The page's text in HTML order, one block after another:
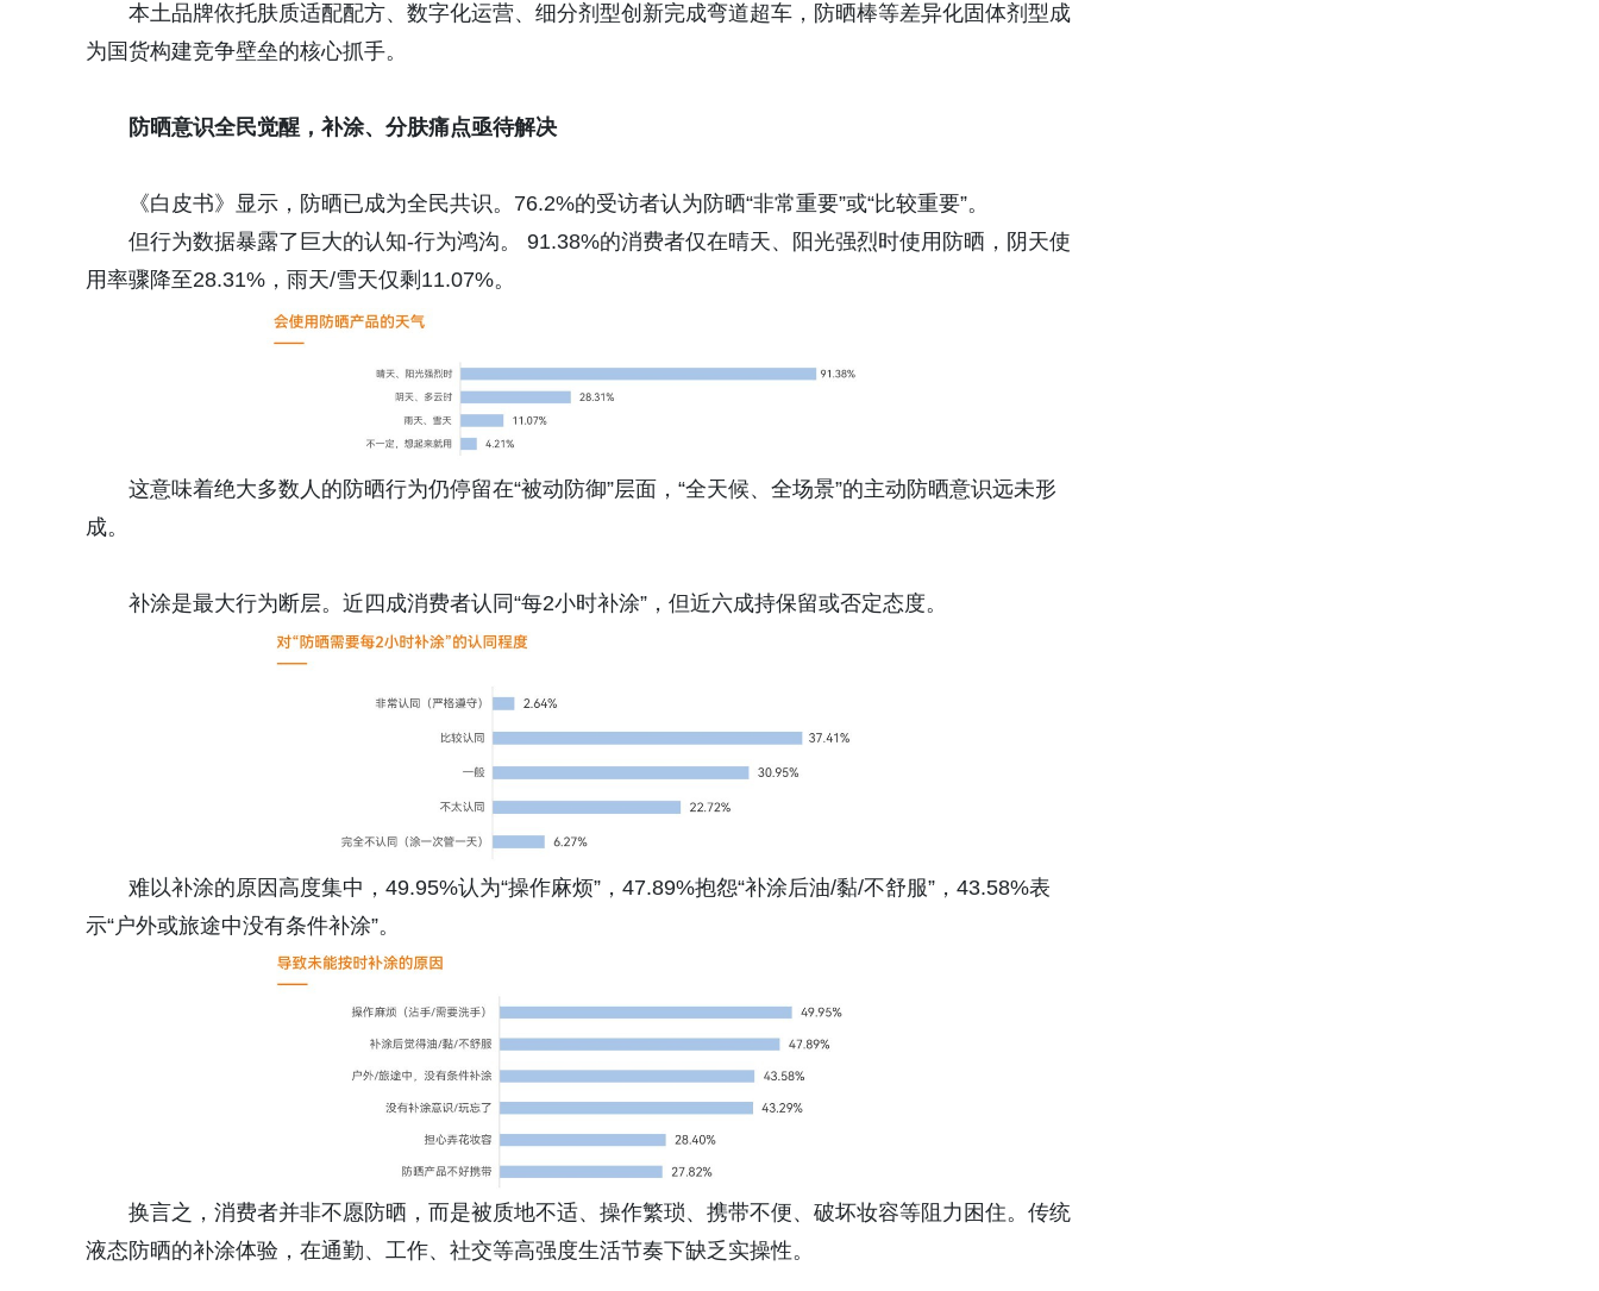
本土品牌依托肤质适配配方、数字化运营、细分剂型创新完成弯道超车，防晒棒等差异化固体剂型成
为国货构建竞争壁垒的核心抓手。
防晒意识全民觉醒，补涂、分肤痛点亟待解决
《白皮书》显示，防晒已成为全民共识。76.2%的受访者认为防晒“非常重要”或“比较重要”。
但行为数据暴露了巨大的认知-行为鸿沟。 91.38%的消费者仅在晴天、阳光强烈时使用防晒，阴天使
用率骤降至28.31%，雨天/雪天仅剩11.07%。
这意味着绝大多数人的防晒行为仍停留在“被动防御”层面，“全天候、全场景”的主动防晒意识远未形
成。
补涂是最大行为断层。近四成消费者认同“每2小时补涂”，但近六成持保留或否定态度。
难以补涂的原因高度集中，49.95%认为“操作麻烦”，47.89%抱怨“补涂后油/黏/不舒服”，43.58%表
示“户外或旅途中没有条件补涂”。
换言之，消费者并非不愿防晒，而是被质地不适、操作繁琐、携带不便、破坏妆容等阻力困住。传统
液态防晒的补涂体验，在通勤、工作、社交等高强度生活节奏下缺乏实操性。